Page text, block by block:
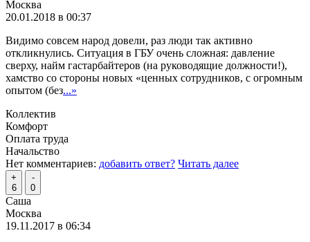
Москва
20.01.2018 в 00:37
Видимо совсем народ довели, раз люди так активно
откликнулись. Ситуация в ГБУ очень сложная: давление
сверху, найм гастарбайтеров (на руководящие должности!),
хамство со стороны новых «ценных сотрудников, с огромным
опытом (без...»
Коллектив
Комфорт
Оплата труда
Начальство
Нет комментариев: добавить ответ? Читать далее
+
6
-
0
Саша
Москва
19.11.2017 в 06:34